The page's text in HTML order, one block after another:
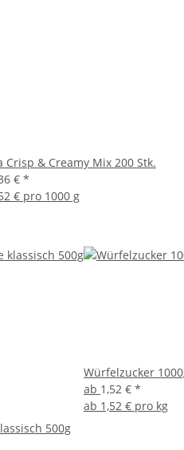
Crisp & Creamy Mix 200 Stk.
€ *
€ pro 1000 g
500g
Würfelzucker
ab 1,52 € *
ab 1,52 € pro kg